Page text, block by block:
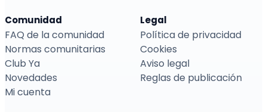
Comunidad
FAQ de la comunidad
Normas comunitarias
Club Ya
Novedades
Mi cuenta
Legal
Política de privacidad
Cookies
Aviso legal
Reglas de publicación